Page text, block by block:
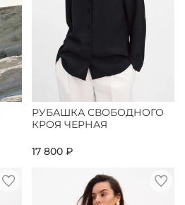
РУБАШКА СВОБОДНОГО
КРОЯ ЧЕРНАЯ
17 800 ₽